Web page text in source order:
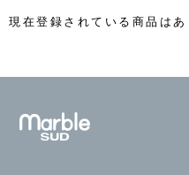
現在登録されている商品はあ